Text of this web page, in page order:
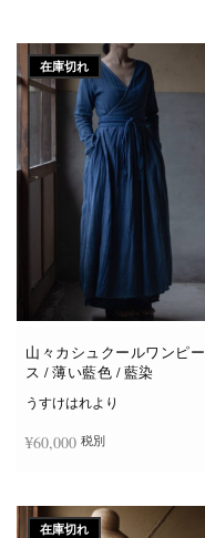
在庫切れ
山々カシュクールワンピー
ス / 薄い藍色 / 藍染
うすけはれより
¥60,000 税別
在庫切れ